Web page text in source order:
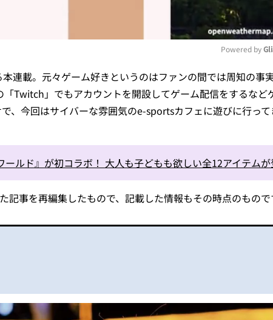
Mute
Powered by
連載。元々ゲーム好きというのはファンの間では周知の事
Twitch」でもアカウントを開設してゲーム配信をするなど
、今回はサイバーな雰囲気のe-sportsカフェに遊びに行っ
ルド』が初コラボ！ 大人も子どもも欲しい全12アイテム
記事を再編集したもので、記載した情報もその時点のもので